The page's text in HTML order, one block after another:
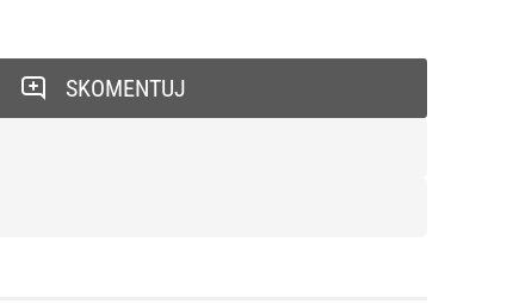
SKOMENTUJ